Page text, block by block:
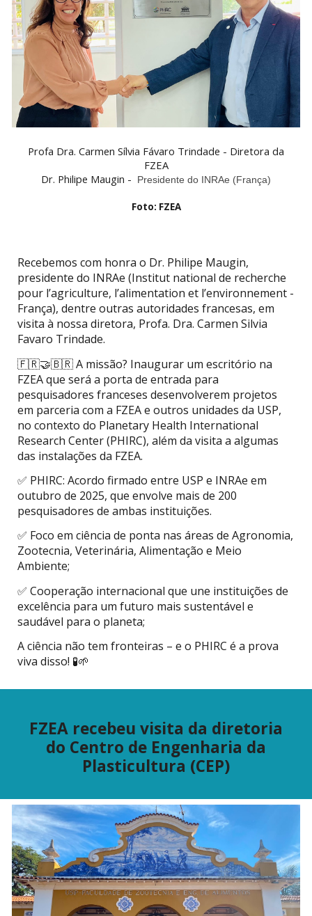
Profa Dra. Carmen Sílvia Fávaro Trindade - Diretora da
FZEA
Dr. Philipe Maugin -
Presidente do INRAe (França)
Foto: FZEA
Recebemos com honra o Dr. Philipe Maugin,
presidente do INRAe (Institut national de recherche
pour l’agriculture, l’alimentation et l’environnement -
França), dentre outras autoridades francesas, em
visita à nossa diretora, Profa. Dra. Carmen Silvia
Favaro Trindade.
🇫🇷🤝🇧🇷 A missão? Inaugurar um escritório na
FZEA que será a porta de entrada para
pesquisadores franceses desenvolverem projetos
em parceria com a FZEA e outros unidades da USP,
no contexto do Planetary Health International
Research Center (PHIRC), além da visita a algumas
das instalações da FZEA.
✅ PHIRC: Acordo firmado entre USP e INRAe em
outubro de 2025, que envolve mais de 200
pesquisadores de ambas instituições.
✅ Foco em ciência de ponta nas áreas de Agronomia,
Zootecnia, Veterinária, Alimentação e Meio
Ambiente;
✅ Cooperação internacional que une instituições de
excelência para um futuro mais sustentável e
saudável para o planeta;
A ciência não tem fronteiras – e o PHIRC é a prova
viva disso! 🧪🌱
FZEA recebeu visita da diretoria
do Centro de Engenharia da
Plasticultura (CEP)